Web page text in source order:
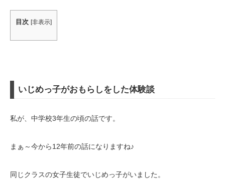
目次 [非表示]
いじめっ子がおもらしをした体験談
私が、中学校3年生の頃の話です。
まぁ～今から12年前の話になりますね♪
同じクラスの女子生徒でいじめっ子がいました。